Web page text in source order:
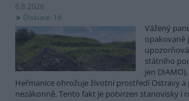
6.8.2026
Diskuse: 16
Vážený
opakovaně
státního
jen
Heřmanice ohrožuje životní prostředí Ostravy
nezákonně. Tento fakt je potvrzen stanovisky i